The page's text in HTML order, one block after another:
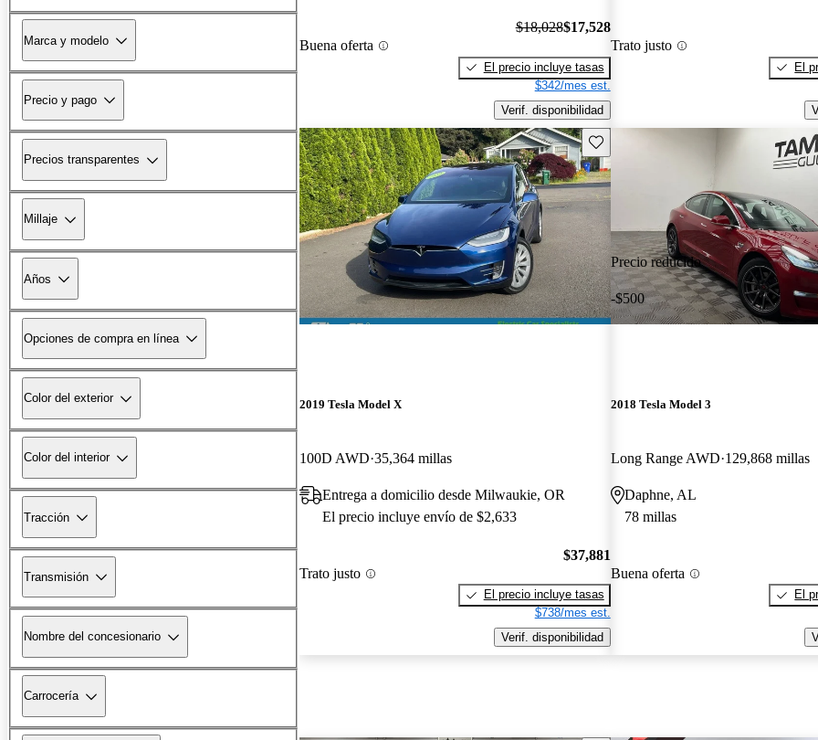
Marca y modelo
Precio y pago
Precios transparentes
Millaje
Años
Opciones de compra en línea
Color del exterior
Color del interior
Tracción
Transmisión
Nombre del concesionario
Carrocería
Buena oferta
$18,028$17,528
El precio incluye tasas
$342/mes est.
Verif. disponibilidad
Trato justo
El
Guarda este Aviso
2019 Tesla Model X
100D AWD 35,364 millas
Entrega a domicilio desde Milwaukie, OR
El precio incluye envío de $2,633
Trato justo
$37,881
El precio incluye tasas
$738/mes est.
Verif. disponibilidad
Precio reducido
-$500
2018 Tesla Model 3
Long Range AWD 129,868 millas
Daphne, AL
78 millas
Buena oferta
El